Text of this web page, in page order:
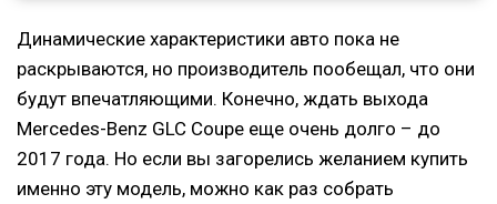
Динамические характеристики авто пока не
раскрываются, но производитель пообещал, что они
будут впечатляющими. Конечно, ждать выхода
Mercedes-Benz GLC Coupe еще очень долго – до
2017 года. Но если вы загорелись желанием купить
именно эту модель, можно как раз собрать